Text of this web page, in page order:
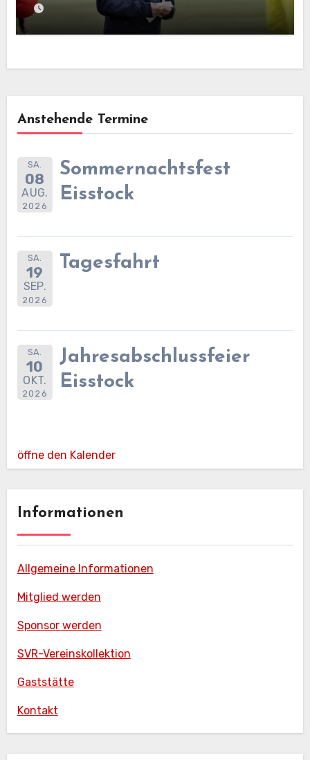
Anstehende Termine
SA.
08
AUG.
2026
Sommernachtsfest
Eisstock
SA.
19
SEP.
2026
Tagesfahrt
SA.
10
OKT.
2026
Jahresabschlussfeier
Eisstock
öffne den Kalender
Informationen
Allgemeine Informationen
Mitglied werden
Sponsor werden
SVR-Vereinskollektion
Gaststätte
Kontakt